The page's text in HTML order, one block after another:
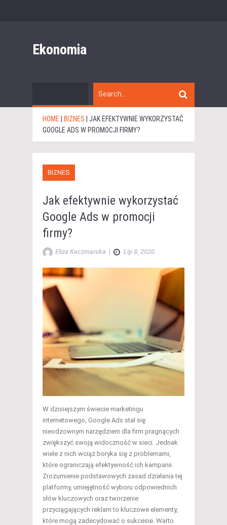
Ekonomia
HOME BIZNES
JAK EFEKTYWNIE WYKORZYSTAĆ
GOOGLE ADS W PROMOCJI FIRMY?
BIZNES
Jak efektywnie wykorzystać
Google Ads w promocji
firmy?
Eliza Kaczmarska | Lip 8, 2020
W dzisiejszym świecie marketingu
internetowego, Google Ads stał się
nieodzownym narzędziem dla firm pragnących
zwiększyć swoją widoczność w sieci. Jednak
wiele z nich wciąż boryka się z problemami,
które ograniczają efektywność ich kampanii.
Zrozumienie podstawowych zasad działania tej
platformy, umiejętność wyboru odpowiednich
słów kluczowych oraz tworzenie
przyciągających reklam to kluczowe elementy,
które mogą zadecydować o sukcesie. Warto